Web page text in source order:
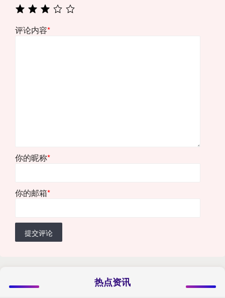
评论内容*
你的昵称*
你的邮箱*
提交评论
热点资讯